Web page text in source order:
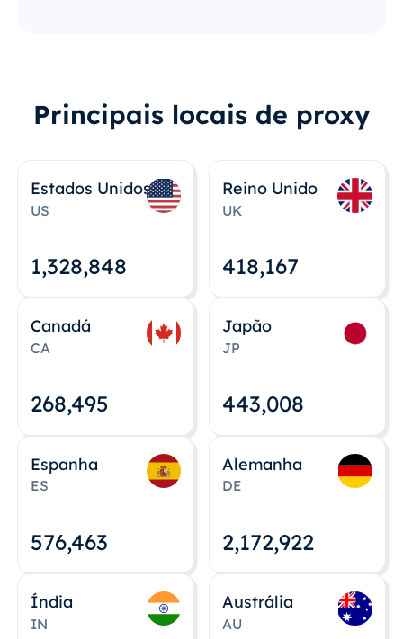
Principais locais de proxy
Estados Unidos
US
1,328,848
Reino Unido
UK
418,167
Canadá
CA
268,495
Japão
JP
443,008
Espanha
ES
576,463
Alemanha
DE
2,172,922
Índia
IN
Austrália
AU